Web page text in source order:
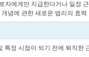
에게만 지급한다거나 일정
념에 관한 새로운 법리의 효력
정 시점이 되기 전에 퇴직